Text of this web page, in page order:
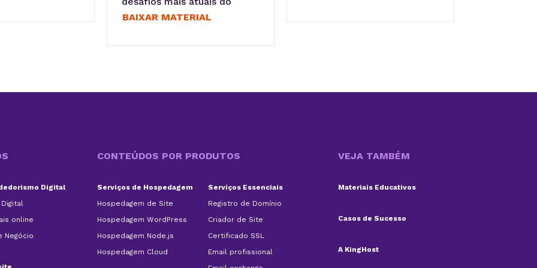
mercado.
BAIXAR MATERIAL
Digital
online
Negócio
CONTEÚDOS POR PRODUTOS
Serviços de Hospedagem
Hospedagem de Site
Hospedagem WordPress
Hospedagem Node.js
Hospedagem Cloud
Serviços Essenciais
Registro de Domínio
Criador de Site
Certificado SSL
Email profissional
VEJA TAMBÉM
Materiais Educativos
Casos de Sucesso
A KingHost